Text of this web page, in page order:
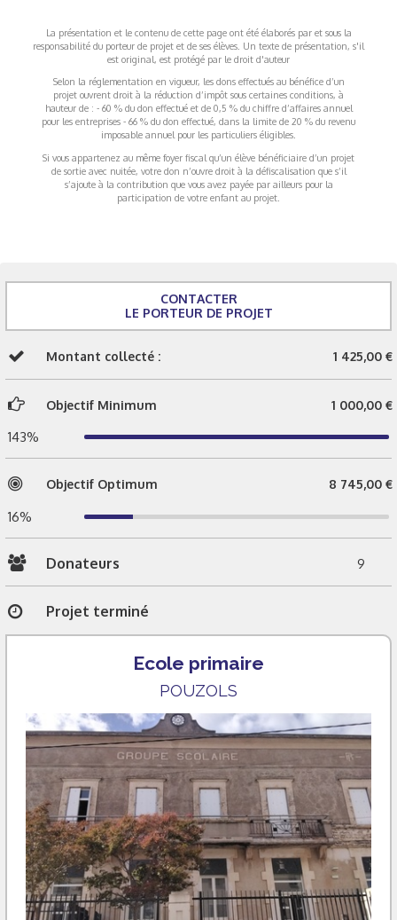
La présentation et le contenu de cette page ont été élaborés par et sous la
responsabilité du porteur de projet et de ses élèves. Un texte de présentation, s'il
est original, est protégé par le droit d'auteur
Selon la réglementation en vigueur, les dons effectués au bénéfice d’un
projet ouvrent droit à la réduction d’impôt sous certaines conditions, à
hauteur de : - 60 % du don effectué et de 0,5 % du chiffre d’affaires annuel
pour les entreprises - 66 % du don effectué, dans la limite de 20 % du revenu
imposable annuel pour les particuliers éligibles.
Si vous appartenez au même foyer fiscal qu’un élève bénéficiaire d’un projet
de sortie avec nuitée, votre don n’ouvre droit à la défiscalisation que s’il
s’ajoute à la contribution que vous avez payée par ailleurs pour la
participation de votre enfant au projet.
CONTACTER
LE PORTEUR DE PROJET
Montant collecté : 1 425,00 €
Objectif Minimum 1 000,00 €
143%
Objectif Optimum 8 745,00 €
16%
Donateurs 9
Projet terminé
Ecole primaire
POUZOLS